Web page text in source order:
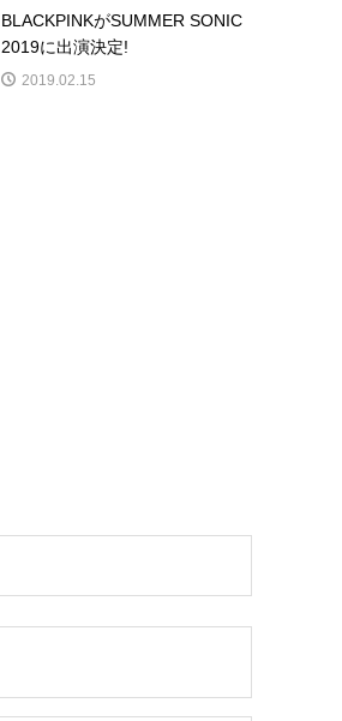
BLACKPINKがSUMMER SONIC
2019に出演決定!
2019.02.15